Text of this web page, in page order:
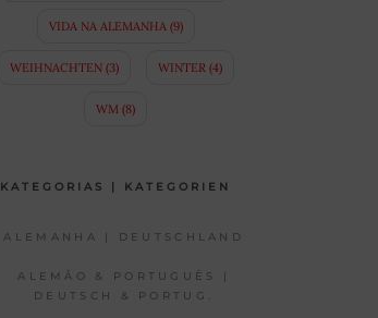
VIDA NA ALEMANHA (9)
WEIHNACHTEN(3) WINTER (4)
WM (8)
KATEGORIAS | KATEGORIEN
ALEMANHA | DEUTSCHLAND
ALEMÃO & PORTUGUÊS |
DEUTSCH & PORTUG.